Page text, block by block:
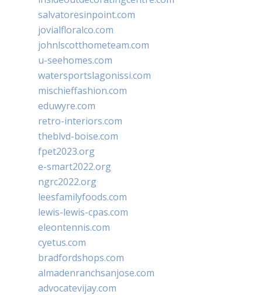
salvatoresinpoint.com
jovialfloralco.com
johnlscotthometeam.com
u-seehomes.com
watersportslagonissi.com
mischieffashion.com
eduwyre.com
retro-interiors.com
theblvd-boise.com
fpet2023.org
e-smart2022.org
ngrc2022.org
leesfamilyfoods.com
lewis-lewis-cpas.com
eleontennis.com
cyetus.com
bradfordshops.com
almadenranchsanjose.com
advocatevijay.com